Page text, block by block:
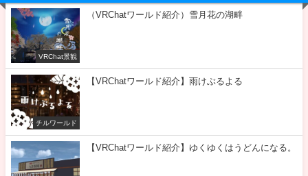
VRChat景観
（VRChatワールド紹介）雪月花の湖畔
チルワールド
【VRChatワールド紹介】雨けぶるよる
【VRChatワールド紹介】ゆくゆくはうどんになる。